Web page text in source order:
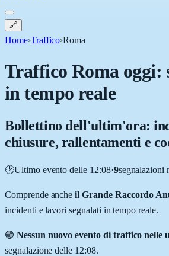
🔗
Home›Traffico›Roma
Traffico Roma oggi:
in tempo reale
Bollettino dell'ultim'ora:
chiusure, rallentamenti e
🕑Ultimo evento delle 12:08·9segnalazioni
Comprende ancheil Grande Raccordo
incidenti e lavori segnalati in tempo reale.
🟢 Nessun nuovo evento di traffico nelle
segnalazione delle 12:08.